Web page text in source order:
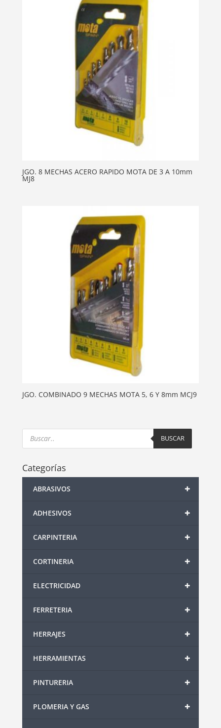
JGO. 8 MECHAS ACERO RAPIDO MOTA DE 3 A 10mm
MJ8
JGO. COMBINADO 9 MECHAS MOTA 5, 6 Y 8mm MCJ9
Products
search BUSCAR
Categorías
+
ABRASIVOS
+
ADHESIVOS
+
CARPINTERIA
+
CORTINERIA
+
ELECTRICIDAD
+
FERRETERIA
+
HERRAJES
+
HERRAMIENTAS
+
PINTURERIA
+
PLOMERIA Y GAS